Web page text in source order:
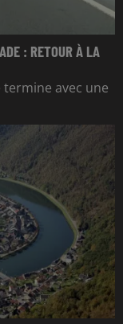
: RETOUR À LA
avec une